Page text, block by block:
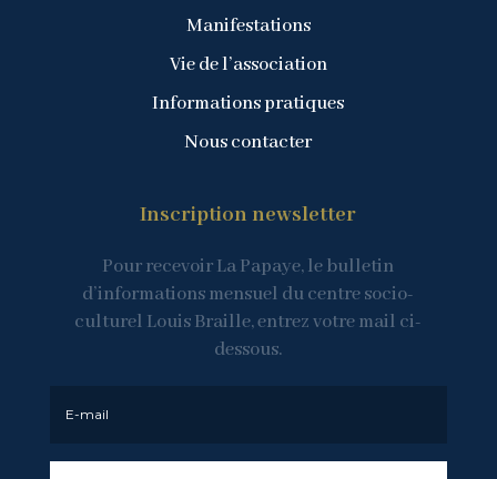
Manifestations
Vie de l’association
Informations pratiques
Nous contacter
Inscription newsletter
Pour recevoir La Papaye, le bulletin
d’informations mensuel du centre socio-
culturel Louis Braille, entrez votre mail ci-
dessous.